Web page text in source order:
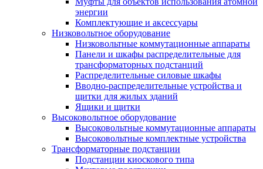
энергии
Комплектующие и аксессуары
Низковольтное оборудование
Низковольтные коммутационные аппараты
Панели и шкафы распределительные для
трансформаторных подстанций
Распределительные силовые шкафы
Вводно-распределительные устройства и
щитки для жилых зданий
Ящики и щитки
Высоковольтное оборудование
Высоковольтные коммутационные аппараты
Высоковольтные комплектные устройства
Трансформаторные подстанции
Подстанции киоскового типа